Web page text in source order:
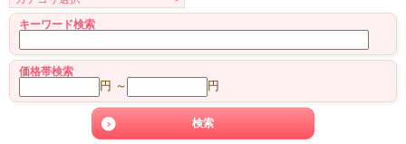
キーワード検索
価格帯検索
円 ～ 円